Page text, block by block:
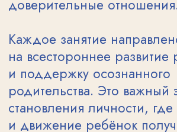
РАЗВИВАЮЩИЕ
ЗАНЯТИЯ ДЛЯ ДЕТЕЙ
1−3 ЛЕТС МАМОЙ
В РАМЕНКАХ